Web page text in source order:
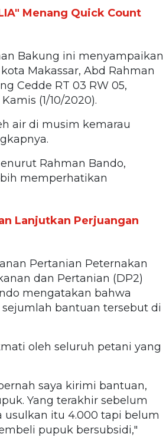
Menang Quick Count
Bakung ini menyampaikan
Makassar, Abd Rahman
Cedde RT 03 RW 05,
(1/10/2020).
air di musim kemarau
Rahman Bando,
memperhatikan
Lanjutkan Perjuangan
Pertanian Peternakan
dan Pertanian (DP2)
mengatakan bahwa
bantuan tersebut di
oleh seluruh petani yang
saya kirimi bantuan,
Yang terakhir sebelum
usulkan itu 4.000 tapi belum
pupuk bersubsidi,"